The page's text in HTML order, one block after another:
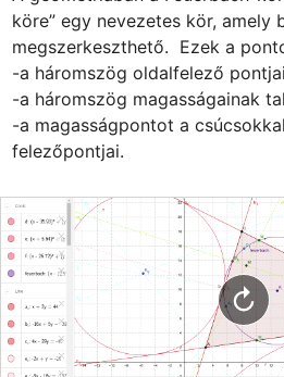
köre” egy nevezetes kör, amely
megszerkeszthető.  Ezek a
-a háromszög oldalfelező
-a háromszög magasságainak
-a magasságpontot a
felezőpontjai.